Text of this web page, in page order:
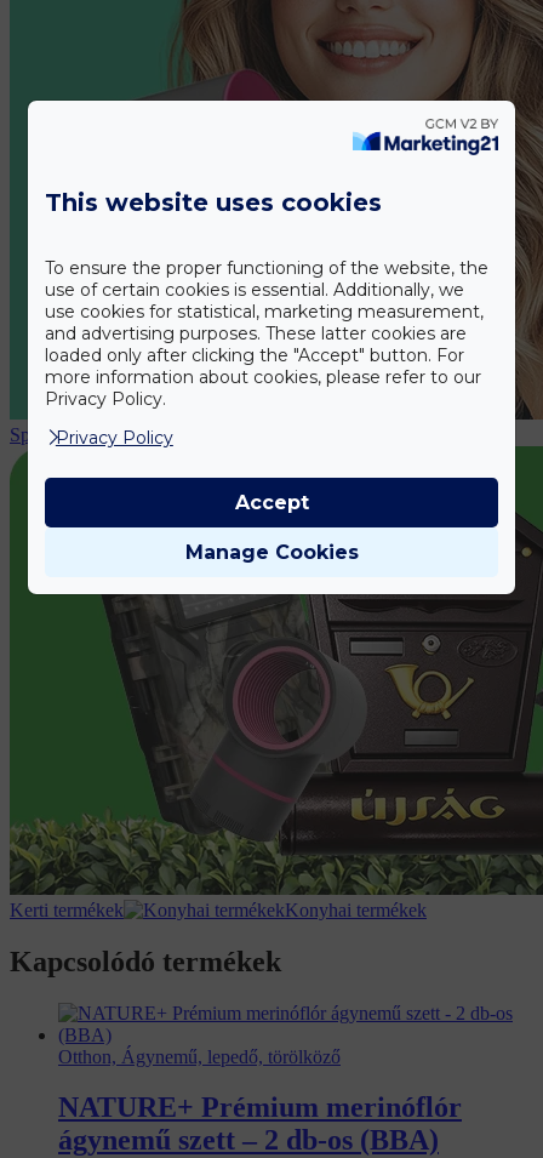
Sport & Egészség
Kerti termékek Konyhai termékek
Kapcsolódó termékek
Otthon, Ágynemű, lepedő, törölköző
NATURE+ Prémium merinóflór
ágynemű szett – 2 db-os (BBA)
This website uses cookies
To ensure the proper functioning of the website, the
use of certain cookies is essential. Additionally, we
use cookies for statistical, marketing measurement,
and advertising purposes. These latter cookies are
loaded only after clicking the "Accept" button. For
more information about cookies, please refer to our
Privacy Policy.
Privacy Policy
Manage Cookies
Accept